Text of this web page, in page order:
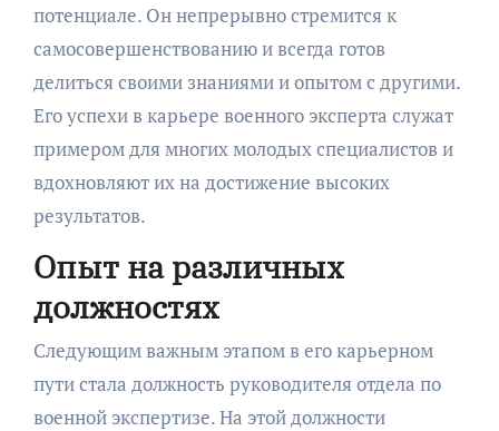
потенциале. Он непрерывно стремится к
самосовершенствованию и всегда готов
делиться своими знаниями и опытом с другими.
Его успехи в карьере военного эксперта служат
примером для многих молодых специалистов и
вдохновляют их на достижение высоких
результатов.
Опыт на различных
должностях
Следующим важным этапом в его карьерном
пути стала должность руководителя отдела по
военной экспертизе. На этой должности